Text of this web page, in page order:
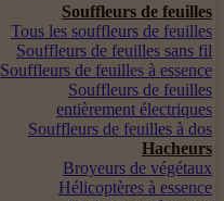
Souffleurs de feuilles
Tous les souffleurs de feuilles
Souffleurs de feuilles sans fil
Souffleurs de feuilles à essence
Souffleurs de feuilles
entièrement électriques
Souffleurs de feuilles à dos
Hacheurs
Broyeurs de végétaux
Hélicoptères à essence